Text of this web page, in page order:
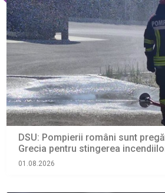
DSU: Pompierii români sunt
Grecia pentru stingerea
01.08.2026